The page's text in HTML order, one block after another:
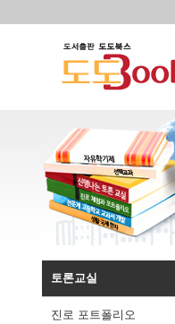
토론교실
진로 포트폴리오